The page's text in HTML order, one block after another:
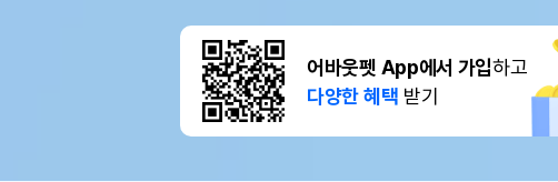
어바웃펫 App에서 가입하고
다양한 혜택 받기